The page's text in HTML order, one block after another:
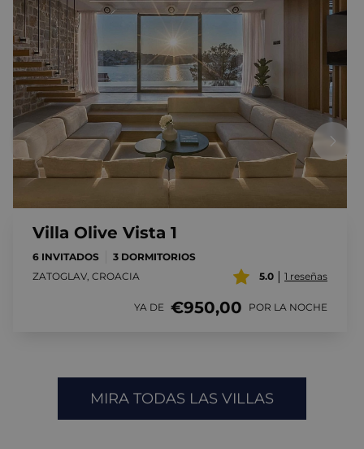
Villa Olive Vista 1
6 INVITADOS
3 DORMITORIOS
ZATOGLAV, CROACIA
5.0 | 1 reseñas
YA DE €950,00 POR LA NOCHE
MIRA TODAS LAS VILLAS